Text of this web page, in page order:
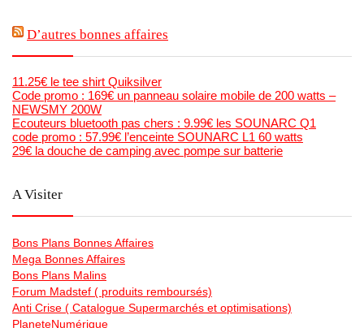
D’autres bonnes affaires
11.25€ le tee shirt Quiksilver
Code promo : 169€ un panneau solaire mobile de 200 watts –
NEWSMY 200W
Ecouteurs bluetooth pas chers : 9.99€ les SOUNARC Q1
code promo : 57.99€ l’enceinte SOUNARC L1 60 watts
29€ la douche de camping avec pompe sur batterie
A Visiter
Bons Plans Bonnes Affaires
Mega Bonnes Affaires
Bons Plans Malins
Forum Madstef ( produits remboursés)
Anti Crise ( Catalogue Supermarchés et optimisations)
PlaneteNumérique